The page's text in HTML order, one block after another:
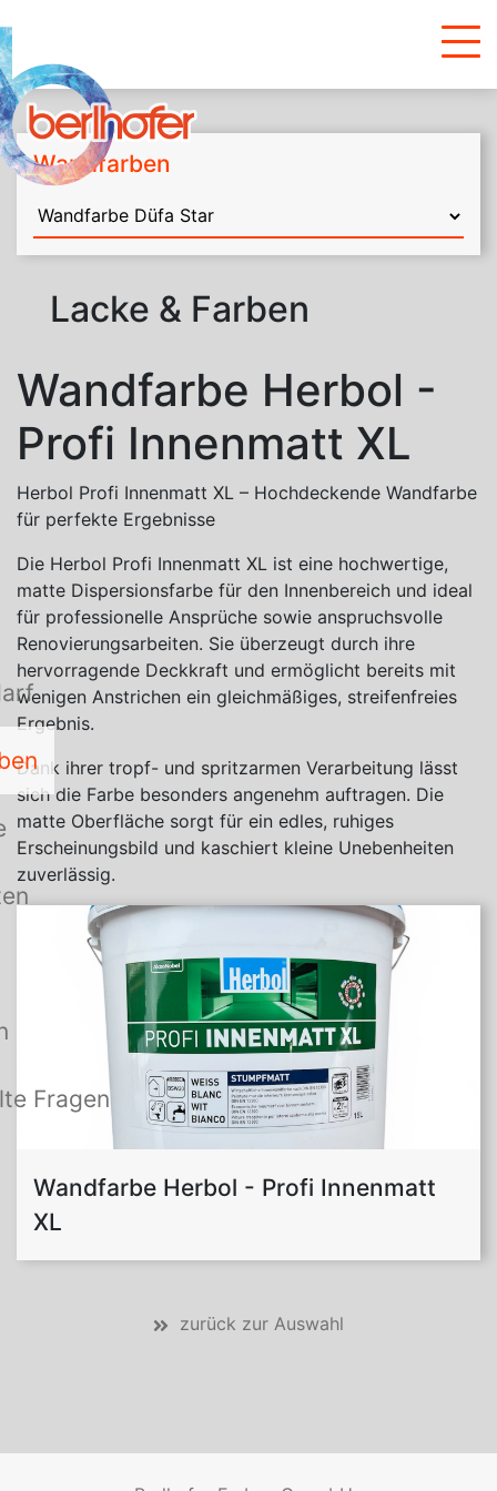
Fragen
Wandfarben
Lacke & Farben
Wandfarbe Herbol -
Profi Innenmatt XL
Herbol Profi Innenmatt XL – Hochdeckende Wandfarbe
für perfekte Ergebnisse
Die Herbol Profi Innenmatt XL ist eine hochwertige,
matte Dispersionsfarbe für den Innenbereich und ideal
für professionelle Ansprüche sowie anspruchsvolle
Renovierungsarbeiten. Sie überzeugt durch ihre
hervorragende Deckkraft und ermöglicht bereits mit
wenigen Anstrichen ein gleichmäßiges, streifenfreies
Ergebnis.
Dank ihrer tropf- und spritzarmen Verarbeitung lässt
sich die Farbe besonders angenehm auftragen. Die
matte Oberfläche sorgt für ein edles, ruhiges
Erscheinungsbild und kaschiert kleine Unebenheiten
zuverlässig.
Wandfarbe Herbol - Profi Innenmatt
XL
zurück zur Auswahl